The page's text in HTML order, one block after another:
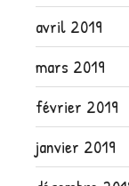
avril 2019
mars 2019
février 2019
janvier 2019